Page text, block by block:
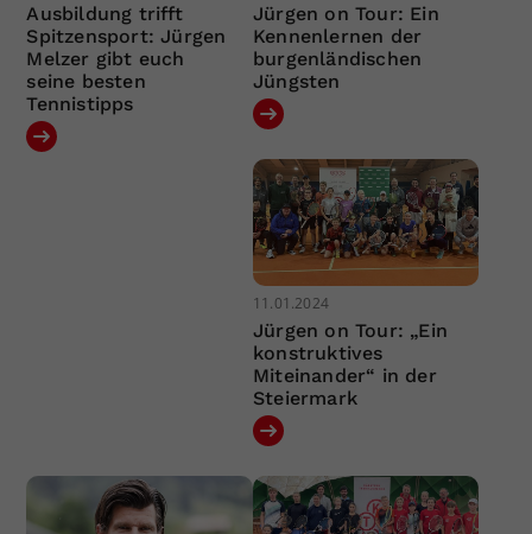
Ausbildung trifft
Spitzensport: Jürgen
Melzer gibt euch
seine besten
Tennistipps
Jürgen on Tour: Ein
Kennenlernen der
burgenländischen
Jüngsten
11.01.2024
Jürgen on Tour: „Ein
konstruktives
Miteinander“ in der
Steiermark